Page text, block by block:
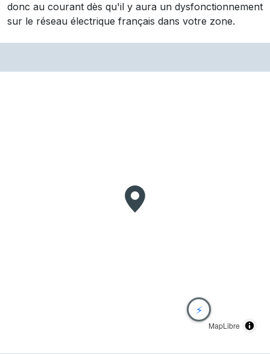
donc au courant dès qu'il y aura un dysfonctionnement
sur le réseau électrique français dans votre zone.
⚡
MapLibre